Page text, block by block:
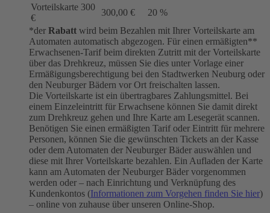
Vorteilskarte 300
€
300,00 €
20 %
*der Rabatt wird beim Bezahlen mit Ihrer Vorteilskarte am
Automaten automatisch abgezogen. Für einen ermäßigten**
Erwachsenen-Tarif beim direkten Zutritt mit der Vorteilskarte
über das Drehkreuz, müssen Sie dies unter Vorlage einer
Ermäßigungsberechtigung bei den Stadtwerken Neuburg oder
den Neuburger Bädern vor Ort freischalten lassen.
Die Vorteilskarte ist ein übertragbares Zahlungsmittel. Bei
einem Einzeleintritt für Erwachsene können Sie damit direkt
zum Drehkreuz gehen und Ihre Karte am Lesegerät scannen.
Benötigen Sie einen ermäßigten Tarif oder Eintritt für mehrere
Personen, können Sie die gewünschten Tickets an der Kasse
oder dem Automaten der Neuburger Bäder auswählen und
diese mit Ihrer Vorteilskarte bezahlen. Ein Aufladen der Karte
kann am Automaten der Neuburger Bäder vorgenommen
werden oder – nach Einrichtung und Verknüpfung des
Kundenkontos (Informationen zum Vorgehen finden Sie hier)
– online von zuhause über unseren Online-Shop.